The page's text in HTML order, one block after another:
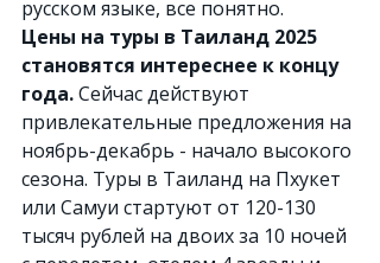
русском языке, все понятно.
Цены на туры в Таиланд 2025
становятся интереснее к концу
года. Сейчас действуют
привлекательные предложения на
ноябрь-декабрь - начало высокого
сезона. Туры в Таиланд на Пхукет
или Самуи стартуют от 120-130
тысяч рублей на двоих за 10 ночей